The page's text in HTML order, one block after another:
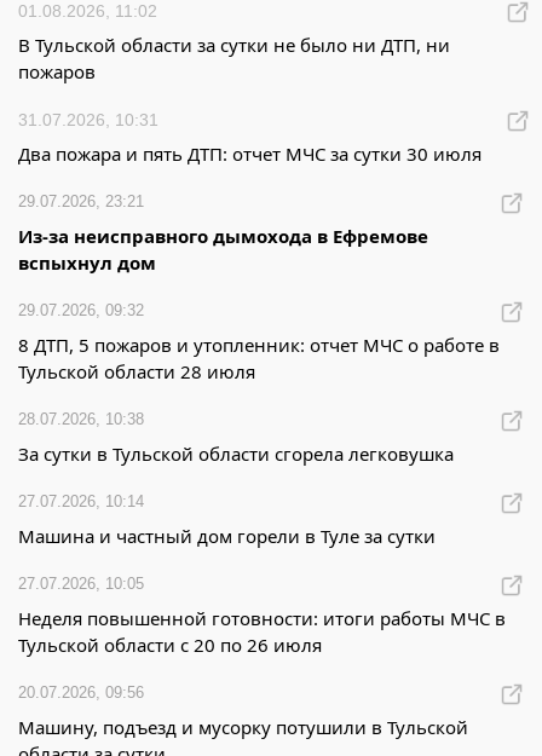
01.08.2026, 11:02
В Тульской области за сутки не было ни ДТП, ни
пожаров
31.07.2026, 10:31
Два пожара и пять ДТП: отчет МЧС за сутки 30 июля
29.07.2026, 23:21
Из-за неисправного дымохода в Ефремове
вспыхнул дом
29.07.2026, 09:32
8 ДТП, 5 пожаров и утопленник: отчет МЧС о работе в
Тульской области 28 июля
28.07.2026, 10:38
За сутки в Тульской области сгорела легковушка
27.07.2026, 10:14
Машина и частный дом горели в Туле за сутки
27.07.2026, 10:05
Неделя повышенной готовности: итоги работы МЧС в
Тульской области с 20 по 26 июля
20.07.2026, 09:56
Машину, подъезд и мусорку потушили в Тульской